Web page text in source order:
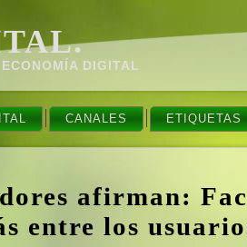
DIGITAL
CANALES ETIQUETAS
afirman:
entre los